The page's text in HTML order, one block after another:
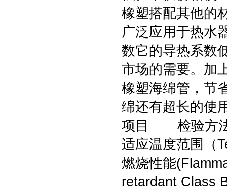
橡塑搭配其他的
广泛应用于热水
数它的导热系数
市场的需要。加
橡塑海绵管，节
绵还有超长的使
项目 检验
适应温度范围
燃烧性能
retardant Class